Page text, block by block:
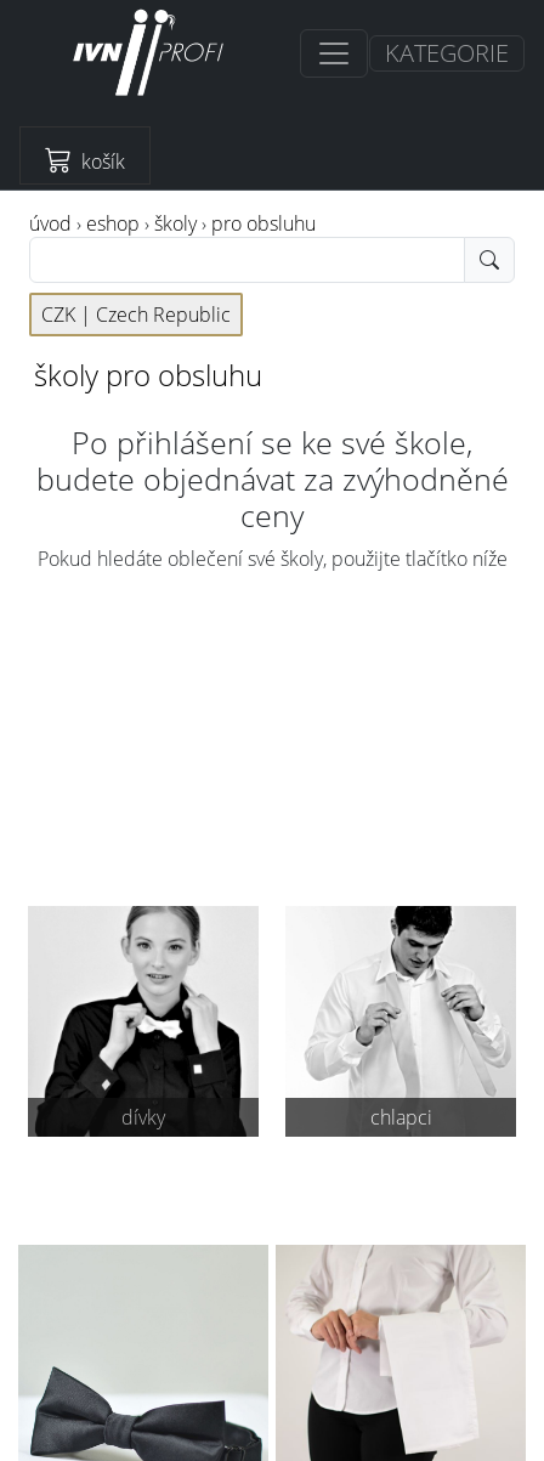
KATEGORIE
košík
úvod › eshop ›školy› pro obsluhu
CZK | Czech Republic
školy pro obsluhu
Po přihlášení se ke své škole,
budete objednávat za zvýhodněné
ceny
Pokud hledáte oblečení své školy, použijte tlačítko níže
dívky chlapci